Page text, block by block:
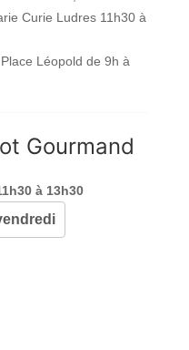
Curie Ludres 11h30 à
Léopold de 9h à
Gourmand
à 13h30